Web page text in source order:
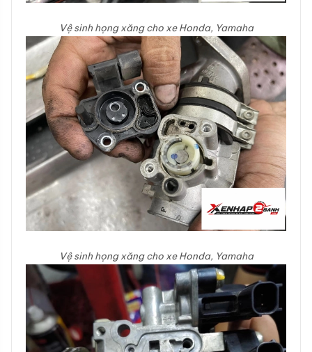
Vệ sinh họng xăng cho xe Honda, Yamaha
Vệ sinh họng xăng cho xe Honda, Yamaha